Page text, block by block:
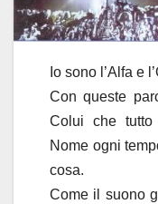
Io sono l’Alfa e
Con queste
Colui che
Nome ogni
cosa.
Come il suono